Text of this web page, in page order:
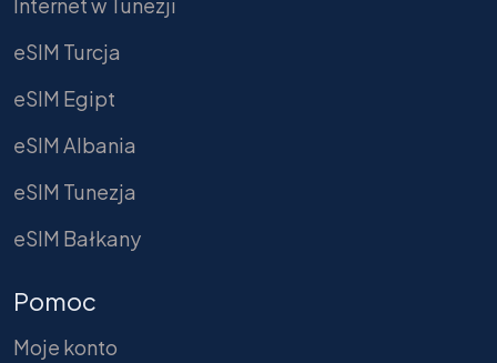
eSIM Turcja
eSIM Egipt
eSIM Albania
eSIM Tunezja
eSIM Bałkany
Pomoc
Moje konto